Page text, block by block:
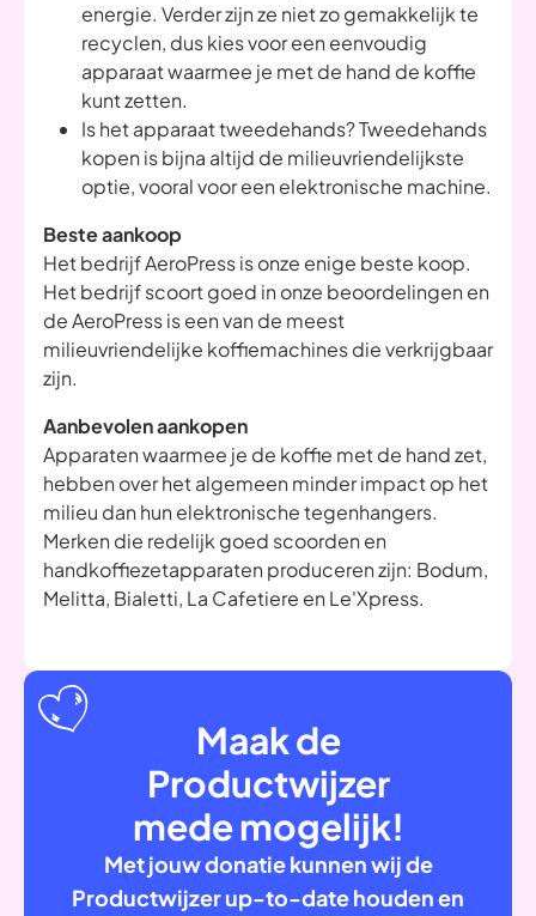
energie. Verder zijn ze niet zo gemakkelijk te
recyclen, dus kies voor een eenvoudig
apparaat waarmee je met de hand de koffie
kunt zetten.
Is het apparaat tweedehands? Tweedehands
kopen is bijna altijd de milieuvriendelijkste
optie, vooral voor een elektronische machine.
Beste aankoop
Het bedrijf AeroPress is onze enige beste koop.
Het bedrijf scoort goed in onze beoordelingen en
de AeroPress is een van de meest
milieuvriendelijke koffiemachines die verkrijgbaar
zijn.
Aanbevolen aankopen
Apparaten waarmee je de koffie met de hand zet,
hebben over het algemeen minder impact op het
milieu dan hun elektronische tegenhangers.
Merken die redelijk goed scoorden en
handkoffiezetapparaten produceren zijn: Bodum,
Melitta, Bialetti, La Cafetiere en Le'Xpress.
Maak de
Productwijzer
mede mogelijk!
Met jouw donatie kunnen wij de
Productwijzer up-to-date houden en